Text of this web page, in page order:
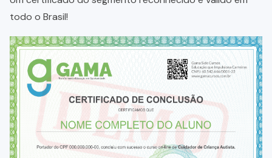
todo o Brasil!